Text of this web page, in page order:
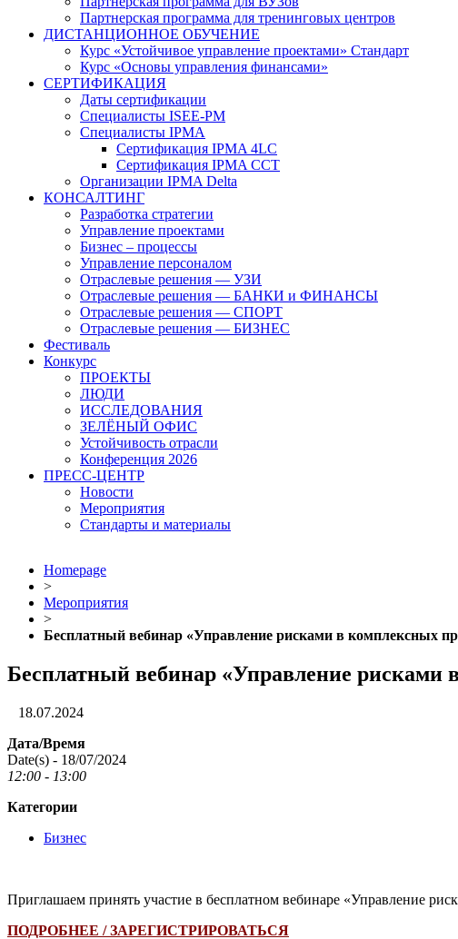
Партнерская программа для тренинговых центров
ДИСТАНЦИОННОЕ ОБУЧЕНИЕ
Курс «Устойчивое управление проектами» Стандарт
Курс «Основы управления финансами»
СЕРТИФИКАЦИЯ
Даты сертификации
Специалисты ISEE-PM
Специалисты IPMA
Сертификация IPMA 4LC
Сертификация IPMA CCT
Организации IPMA Delta
КОНСАЛТИНГ
Разработка стратегии
Управление проектами
Бизнес – процессы
Управление персоналом
Отраслевые решения — УЗИ
Отраслевые решения — БАНКИ и ФИНАНСЫ
Отраслевые решения — СПОРТ
Отраслевые решения — БИЗНЕС
Фестиваль
Конкурс
ПРОЕКТЫ
ЛЮДИ
ИССЛЕДОВАНИЯ
ЗЕЛЁНЫЙ ОФИС
Устойчивость отрасли
Конференция 2026
ПРЕСС-ЦЕНТР
Новости
Мероприятия
Стандарты и материалы
Homepage
>
Мероприятия
>
Бесплатный вебинар «Управление рисками в комплексных
Бесплатный вебинар «Управление рисками
18.07.2024
Дата/Время
Date(s) - 18/07/2024
12:00 - 13:00
Категории
Бизнес
Приглашаем принять участие в бесплатном вебинаре «Управление
ПОДРОБНЕЕ / ЗАРЕГИСТРИРОВАТЬСЯ